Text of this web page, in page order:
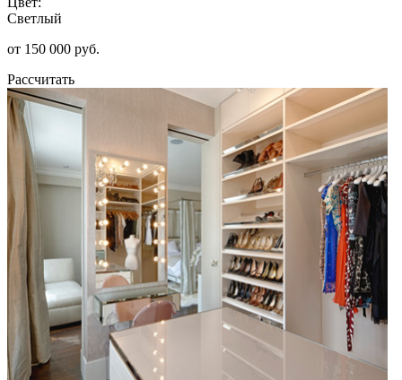
Светлый
от 150 000 руб.
Рассчитать